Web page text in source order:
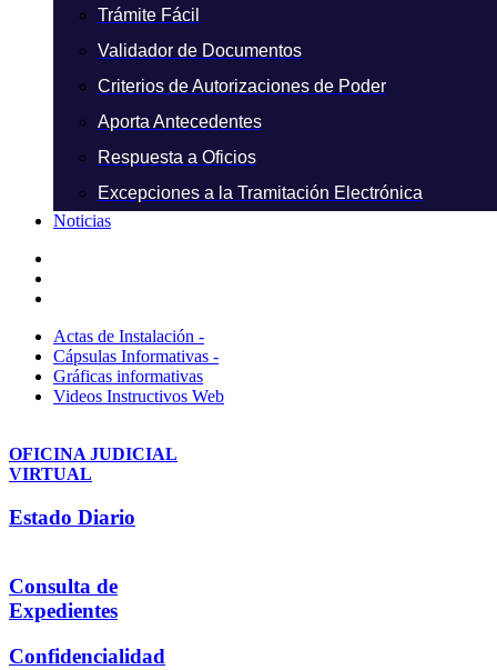
Trámite Fácil
Validador de Documentos
Criterios de Autorizaciones de Poder
Aporta Antecedentes
Respuesta a Oficios
Excepciones a la Tramitación Electrónica
Noticias
Actas de Instalación -
Cápsulas Informativas -
Gráficas informativas
Videos Instructivos Web
OFICINA JUDICIAL
VIRTUAL
Estado Diario
Consulta de
Expedientes
Confidencialidad